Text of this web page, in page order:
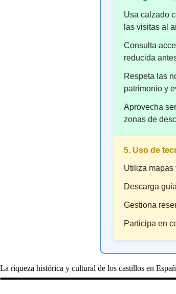
Usa calzado
las visitas al
Consulta
reducida
Respeta las
patrimonio y
Aprovecha
zonas de
5. Uso de
Utiliza mapas
Descarga
Gestiona
Participa en
La riqueza histórica y cultural de los castillos en